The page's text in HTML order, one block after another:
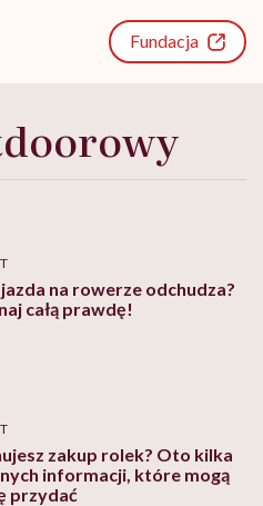
Fundacja
na rowerze odchudza?
całą prawdę!
zakup rolek? Oto kilka
informacji, które mogą
przydać